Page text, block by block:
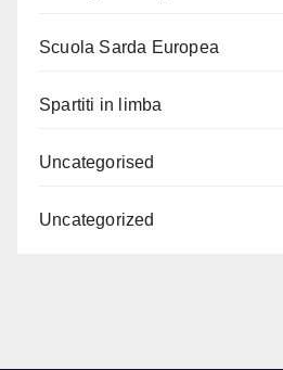
Scuola Sarda Europea
Spartiti in limba
Uncategorised
Uncategorized